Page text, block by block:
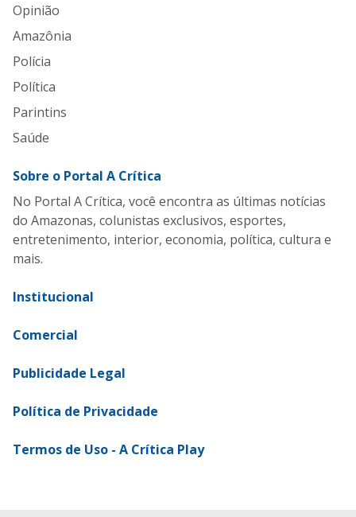
Opinião
Amazônia
Polícia
Política
Parintins
Saúde
Sobre o Portal A Crítica
No Portal A Crítica, você encontra as últimas notícias
do Amazonas, colunistas exclusivos, esportes,
entretenimento, interior, economia, política, cultura e
mais.
Institucional
Comercial
Publicidade Legal
Política de Privacidade
Termos de Uso - A Crítica Play